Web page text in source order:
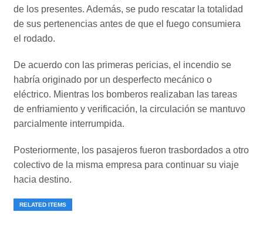
de los presentes. Además, se pudo rescatar la totalidad
de sus pertenencias antes de que el fuego consumiera
el rodado.
De acuerdo con las primeras pericias, el incendio se
habría originado por un desperfecto mecánico o
eléctrico. Mientras los bomberos realizaban las tareas
de enfriamiento y verificación, la circulación se mantuvo
parcialmente interrumpida.
Posteriormente, los pasajeros fueron trasbordados a otro
colectivo de la misma empresa para continuar su viaje
hacia destino.
RELATED ITEMS